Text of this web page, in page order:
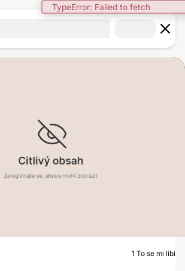
TypeError: Failed to fetch
MODELACE PRSOU S AUGMENTACÍ
1 To se mi líbí